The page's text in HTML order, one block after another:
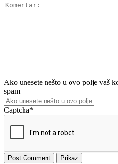
Ako unesete nešto u ovo polje vaš
spam
Captcha*